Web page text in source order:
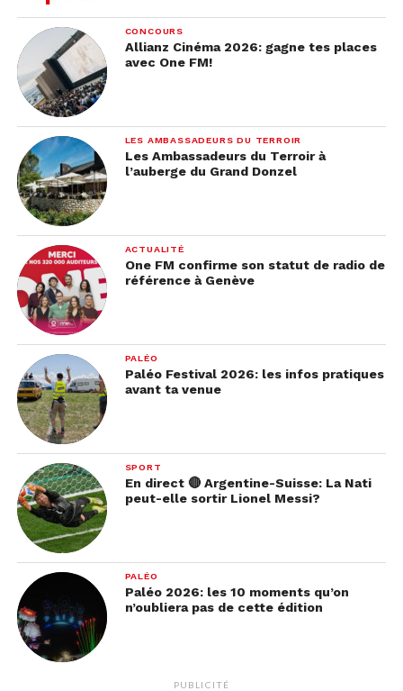
CONCOURS
Allianz Cinéma 2026: gagne tes places
avec One FM!
LES AMBASSADEURS DU TERROIR
Les Ambassadeurs du Terroir à
l’auberge du Grand Donzel
ACTUALITÉ
One FM confirme son statut de radio de
référence à Genève
PALÉO
Paléo Festival 2026: les infos pratiques
avant ta venue
SPORT
En direct 🔴 Argentine-Suisse: La Nati
peut-elle sortir Lionel Messi?
PALÉO
Paléo 2026: les 10 moments qu’on
n’oubliera pas de cette édition
PUBLICITÉ